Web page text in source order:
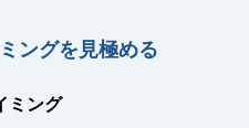
ングを見極める
ミング